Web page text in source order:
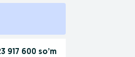
917 600 so’m